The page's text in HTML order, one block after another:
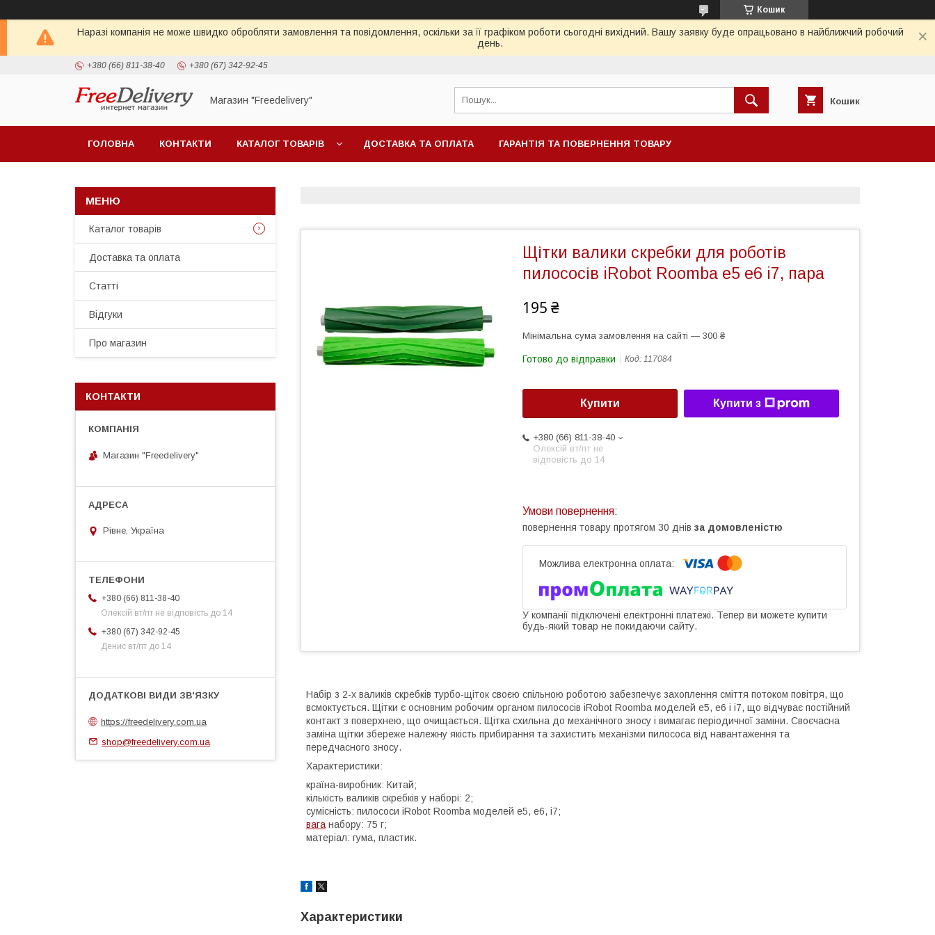
Кошик
Наразі компанія не може швидко обробляти замовлення та повідомлення, оскільки за її графіком роботи сьогодні вихідний. Вашу заявку буде опрацьовано в найближчий робочий
день.
+380 (66) 811-38-40 +380 (67) 342-92-45
Магазин "Freedelivery" Кошик
ГОЛОВНА КОНТАКТИ КАТАЛОГ ТОВАРІВ ДОСТАВКА ТА ОПЛАТА ГАРАНТІЯ ТА ПОВЕРНЕННЯ ТОВАРУ
Щітки валики скребки для роботів
пилососів iRobot Roomba e5 e6 i7, пара
195 ₴
Мінімальна сума замовлення на сайті — 300 ₴
Готово до відправки Код: 117084
Купити Купити з
+380 (66) 811-38-40
Олексій вт/пт не
відповість до 14
повернення товару протягом 30 днів за домовленістю
У компанії підключені електронні платежі. Тепер ви можете купити
будь-який товар не покидаючи сайту.
Набір з 2-х валиків скребків турбо-щіток своєю спільною роботою забезпечує захоплення сміття потоком повітря, що
всмоктується. Щітки є основним робочим органом пилососів iRobot Roomba моделей e5, e6 і i7, що відчуває постійний
контакт з поверхнею, що очищається. Щітка схильна до механічного зносу і вимагає періодичної заміни. Своєчасна
заміна щітки збереже належну якість прибирання та захистить механізми пилососа від навантаження та
передчасного зносу.
Характеристики:
країна-виробник: Китай;
кількість валиків скребків у наборі: 2;
сумісність: пилососи iRobot Roomba моделей e5, e6, i7;
вага набору: 75 г;
матеріал: гума, пластик.
Характеристики
Каталог товарів
Доставка та оплата
Статті
Відгуки
Про магазин
КОНТАКТИ
Магазин "Freedelivery"
Рівне, Україна
+380 (66) 811-38-40
Олексій вт/пт не відповість до 14
+380 (67) 342-92-45
Денис вт/пт до 14
https://freedelivery.com.ua
shop@freedelivery.com.ua